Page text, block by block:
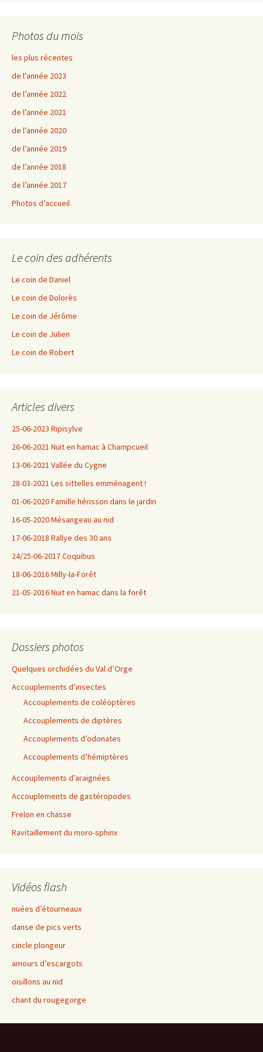
Photos du mois
les plus récentes
de l’année 2023
de l’année 2022
de l’année 2021
de l’année 2020
de l’année 2019
de l’année 2018
de l’année 2017
Photos d’accueil
Le coin des adhérents
Le coin de Daniel
Le coin de Dolorès
Le coin de Jérôme
Le coin de Julien
Le coin de Robert
Articles divers
25-06-2023 Ripisylve
26-06-2021 Nuit en hamac à Champcueil
13-06-2021 Vallée du Cygne
28-03-2021 Les sittelles emménagent !
01-06-2020 Famille hérisson dans le jardin
16-05-2020 Mésangeau au nid
17-06-2018 Rallye des 30 ans
24/25-06-2017 Coquibus
18-06-2016 Milly-la-Forêt
21-05-2016 Nuit en hamac dans la forêt
Dossiers photos
Quelques orchidées du Val d’Orge
Accouplements d’insectes
Accouplements de coléoptères
Accouplements de diptères
Accouplements d’odonates
Accouplements d’hémiptères
Accouplements d’araignées
Accouplements de gastéropodes
Frelon en chasse
Ravitaillement du moro-sphinx
Vidéos flash
nuées d’étourneaux
danse de pics verts
cincle plongeur
amours d’escargots
oisillons au nid
chant du rougegorge